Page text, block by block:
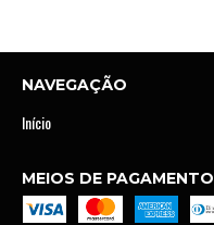
NAVEGAÇÃO
Início
MEIOS DE PAGAMENTO